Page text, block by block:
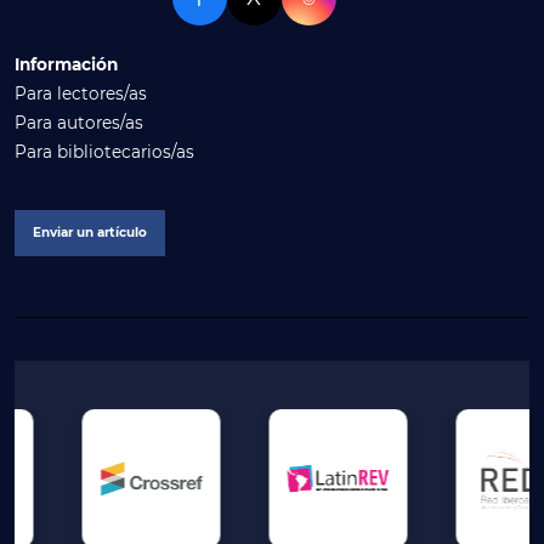
Información
Para lectores/as
Para autores/as
Para bibliotecarios/as
Enviar un artículo